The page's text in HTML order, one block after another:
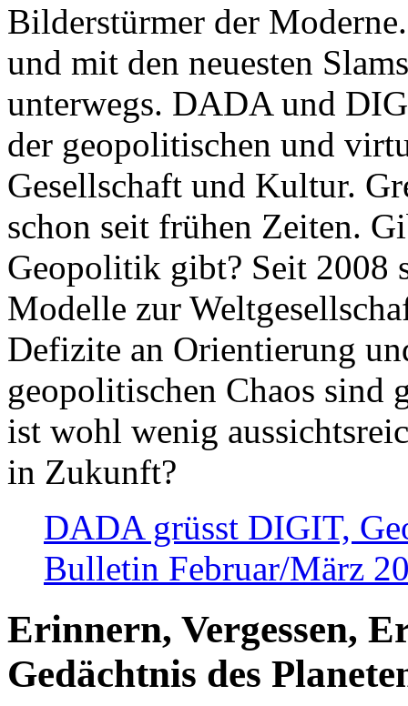
Bilderstürmer der
und mit den neuesten
unterwegs. DADA und
der geopolitischen und
Gesellschaft und Kultur.
schon seit frühen Zeiten.
Geopolitik gibt? Seit 2008
Modelle zur
Defizite an Orientierung
geopolitischen Chaos sind
ist wohl wenig
in Zukunft?
DADA grüsst DIGIT,
Bulletin Februar/März
Erinnern, Vergessen,
Gedächtnis des